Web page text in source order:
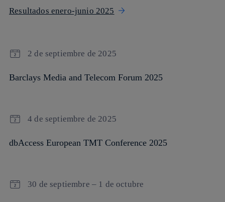
Resultados enero-junio 2025
2 de septiembre de 2025
Barclays Media and Telecom Forum 2025
4 de septiembre de 2025
dbAccess European TMT Conference 2025
30 de septiembre – 1 de octubre